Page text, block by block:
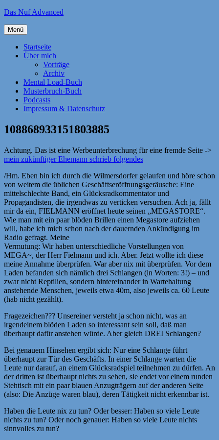
Zum
springen
Das Nuf Advanced
Menü
Startseite
Über mich
Vorträge
Archiv
Mental Load-Buch
Musterbruch-Buch
Podcasts
Impressum & Datenschutz
108868933151803885
Achtung. Das ist eine Werbeunterbrechung für eine fremde Seite ->
mein zukünftiger Ehemann schrieb folgendes
/Hm. Eben bin ich durch die Wilmersdorfer gelaufen und höre schon
von weitem die üblichen Geschäftseröffnungsgeräusche: Eine
mittelschlechte Band, ein Glücksradkommentator und
Propagandisten, die irgendwas zu verticken versuchen. Ach ja, fällt
mir da ein, FIELMANN eröffnet heute seinen „MEGASTORE“.
Wie man mit ein paar blöden Brillen einen Megastore aufziehen
will, habe ich mich schon nach der dauernden Ankündigung im
Radio gefragt. Meine
Vermutung: Wir haben unterschiedliche Vorstellungen von
MEGA~, der Herr Fielmann und ich. Aber. Jetzt wollte ich diese
meine Annahme überprüfen. War aber nix mit überprüfen. Vor dem
Laden befanden sich nämlich drei Schlangen (in Worten: 3!) – und
zwar nicht Reptilien, sondern hintereinander in Wartehaltung
anstehende Menschen, jeweils etwa 40m, also jeweils ca. 60 Leute
(hab nicht gezählt).
Fragezeichen??? Unsereiner versteht ja schon nicht, was an
irgendeinem blöden Laden so interessant sein soll, daß man
überhaupt dafür anstehen würde. Aber gleich DREI Schlangen?
Bei genauem Hinsehen ergibt sich: Nur eine Schlange führt
überhaupt zur Tür des Geschäfts. In einer Schlange warten die
Leute nur darauf, an einem Glücksradspiel teilnehmen zu dürfen. An
der dritten ist überhaupt nichts zu sehen, sie endet vor einem runden
Stehtisch mit ein paar blauen Anzugträgern auf der anderen Seite
(also: Die Anzüge waren blau), deren Tätigkeit nicht erkennbar ist.
Haben die Leute nix zu tun? Oder besser: Haben so viele Leute
nichts zu tun? Oder noch genauer: Haben so viele Leute nichts
sinnvolles zu tun?